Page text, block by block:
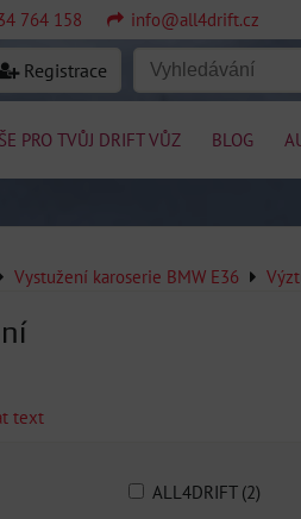
764 158 info@all4drift.cz
Registrace
PRO TVŮJ DRIFT VŮZ BLOG
Vystužení karoserie BMW E36
text
ALL4DRIFT (2)